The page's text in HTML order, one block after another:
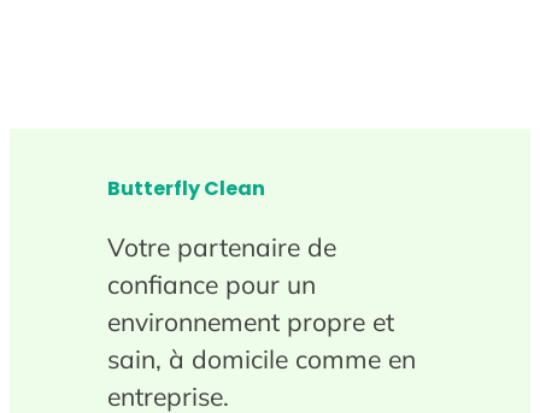
Butterfly Clean
Votre partenaire de
confiance pour un
environnement propre et
sain, à domicile comme en
entreprise.